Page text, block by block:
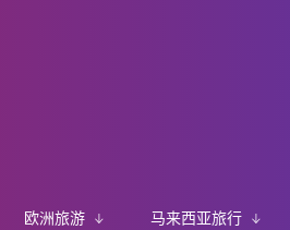
欧洲旅游 马来西亚旅行